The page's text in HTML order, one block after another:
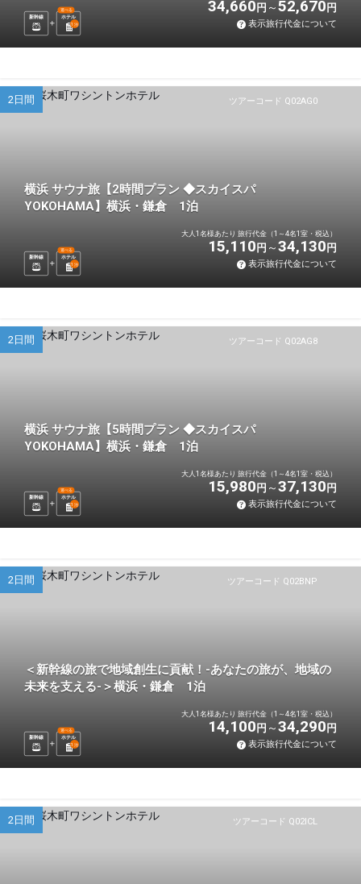
新幹線 ホテル
選べる
1 泊
34,660 円 52,670 円
表示旅行代金について
ツアーコード Q02AG0
2日間
横浜 サウナ旅【2時間プラン ◆スカイスパ
YOKOHAMA】横浜・鎌倉 1泊
新幹線 ホテル
選べる
1 泊
大人1名様あたり 旅行代金（1～4名1室・税込）
15,110 円 34,130 円
表示旅行代金について
ツアーコード Q02AG8
2日間
横浜 サウナ旅【5時間プラン ◆スカイスパ
YOKOHAMA】横浜・鎌倉 1泊
新幹線 ホテル
選べる
1 泊
大人1名様あたり 旅行代金（1～4名1室・税込）
15,980 円 37,130 円
表示旅行代金について
ツアーコード Q02BNP
2日間
＜新幹線の旅で地域創生に貢献！-あなたの旅が、地域の
未来を支える-＞横浜・鎌倉 1泊
新幹線 ホテル
選べる
1 泊
大人1名様あたり 旅行代金（1～4名1室・税込）
14,100 円 34,290 円
表示旅行代金について
ツアーコード Q02ICL
2日間